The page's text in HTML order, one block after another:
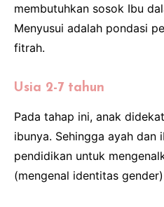
membutuhkan sosok Ibu
Menyusui adalah pondasi
fitrah.
Usia 2-7 tahun
Pada tahap ini, anak
ibunya. Sehingga ayah dan
pendidikan untuk
(mengenal identitas